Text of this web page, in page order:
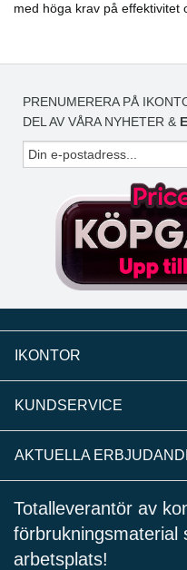
med höga krav på effektivitet
PRENUMERERA PÅ
DEL AV VÅRA NYHETER &
IKONTOR
KUNDSERVICE
AKTUELLA
Totalleverantör av
förbrukningsmaterial
arbetsplats!